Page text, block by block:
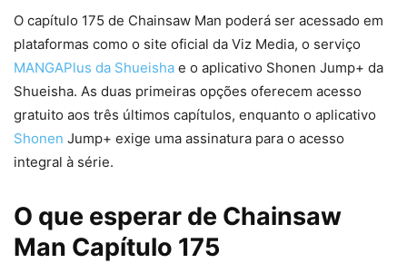
O capítulo 175 de Chainsaw Man poderá ser acessado em
plataformas como o site oficial da Viz Media, o serviço
MANGAPlus da Shueisha e o aplicativo Shonen Jump+ da
Shueisha. As duas primeiras opções oferecem acesso
gratuito aos três últimos capítulos, enquanto o aplicativo
Shonen Jump+ exige uma assinatura para o acesso
integral à série.
O que esperar de Chainsaw
Man Capítulo 175